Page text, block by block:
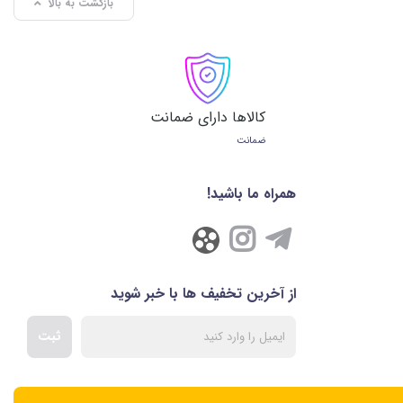
همراه در هنگام رانندگی است. در بخش ذیل به معرفی چهار دسته
گوشی را فراهم می‌کند. گیره‌های قابل تنظیم این مدل، موجب
خطر سقوط در مسیرهای ناهموار را به حداقل می‌رساند.
کالاها دارای ضمانت
ضمانت
همراه ما باشید!
از آخرین تخفیف ها با خبر شوید
ثبت